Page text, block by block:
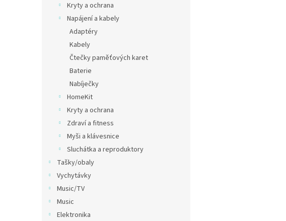
Kryty a ochrana
Napájení a kabely
Adaptéry
Kabely
Čtečky paměťových karet
Baterie
Nabíječky
HomeKit
Kryty a ochrana
Zdraví a fitness
Myši a klávesnice
Sluchátka a reproduktory
Tašky/obaly
Vychytávky
Music/TV
Music
Elektronika